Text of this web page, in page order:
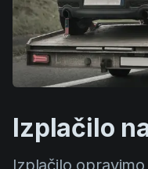
Izplačilo